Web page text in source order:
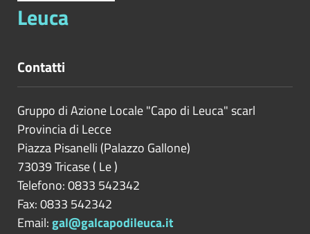
Leuca
Contatti
Gruppo di Azione Locale "Capo di Leuca" scarl
Provincia di Lecce
Piazza Pisanelli (Palazzo Gallone)
73039Tricase( Le)
Telefono: 0833 542342
Fax: 0833 542342
Email:gal@galcapodileuca.it